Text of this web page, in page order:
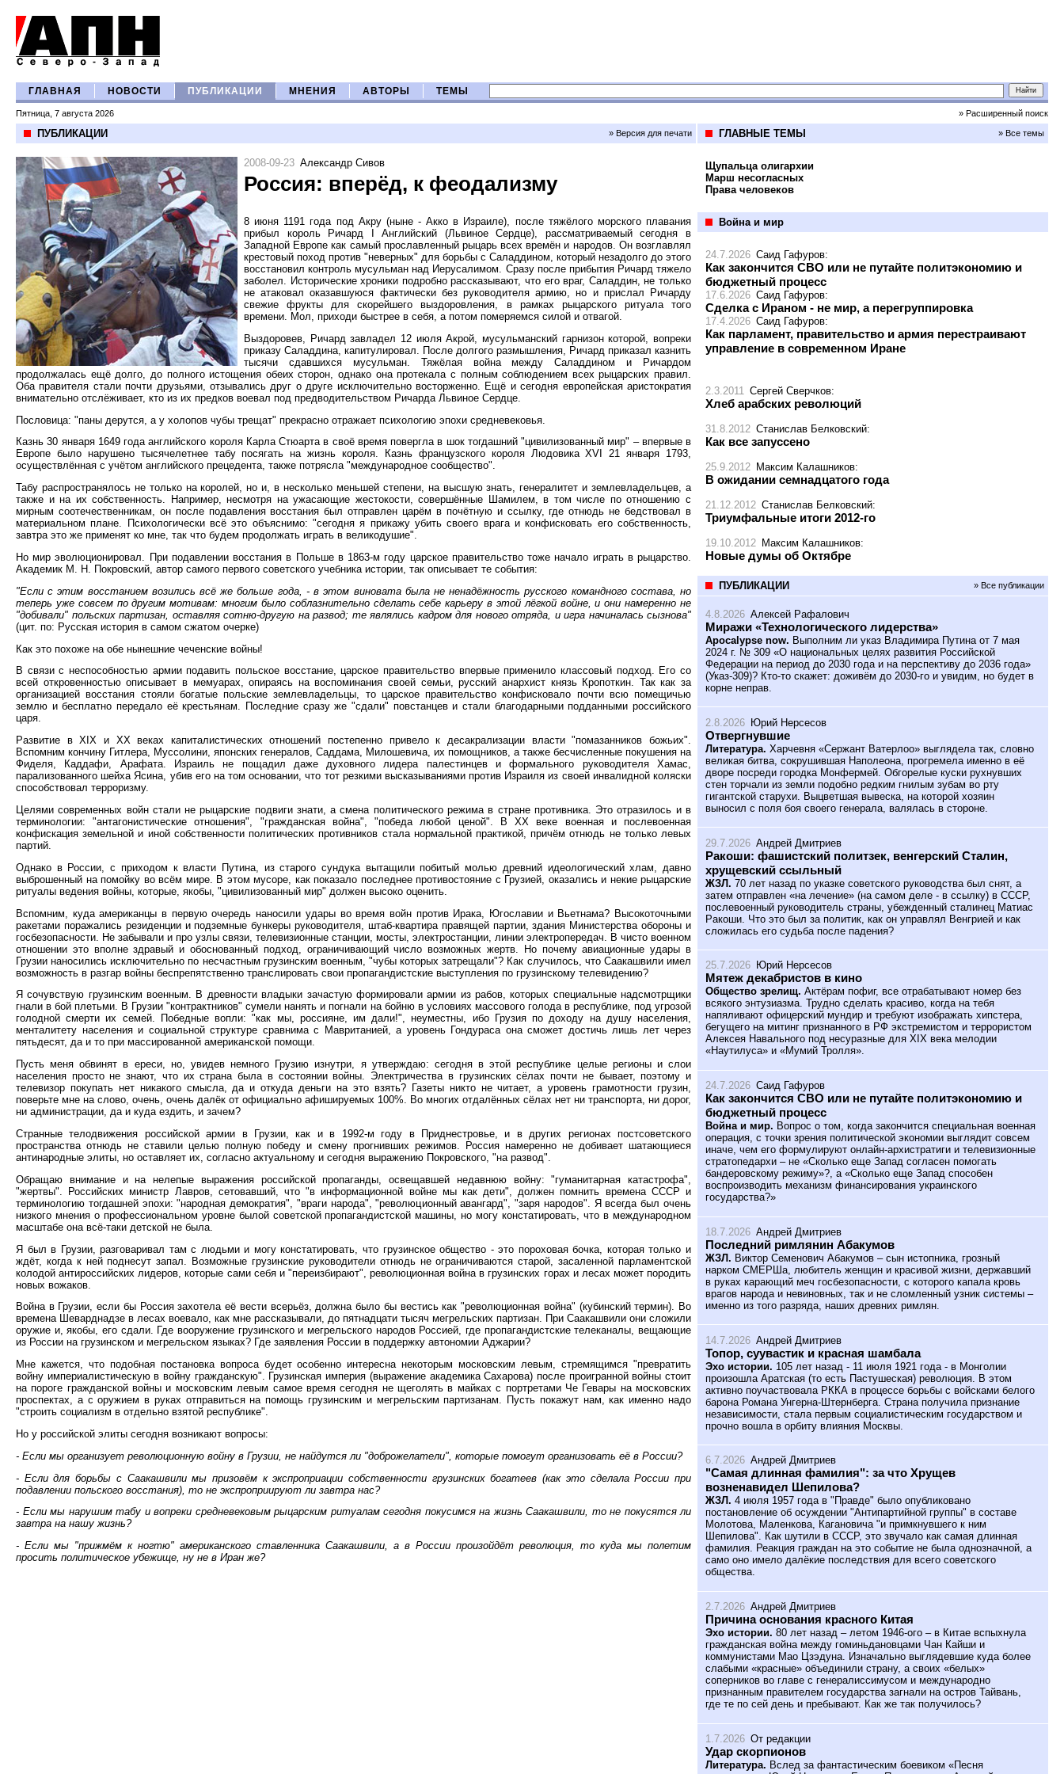
ГЛАВНАЯ НОВОСТИ ПУБЛИКАЦИИ МНЕНИЯ АВТОРЫ ТЕМЫ
Пятница, 7 августа 2026 » Расширенный поиск
ПУБЛИКАЦИИ » Версия для печати
2008-09-23 Александр Сивов
Россия: вперёд, к феодализму
8 июня 1191 года под Акру (ныне - Акко в Израиле), после тяжёлого морского плавания
прибыл король Ричард I Английский (Львиное Сердце), рассматриваемый сегодня в
Западной Европе как самый прославленный рыцарь всех времён и народов. Он возглавлял
крестовый поход против "неверных" для борьбы с Саладдином, который незадолго до этого
восстановил контроль мусульман над Иерусалимом. Сразу после прибытия Ричард тяжело
заболел. Исторические хроники подробно рассказывают, что его враг, Саладдин, не только
не атаковал оказавшуюся фактически без руководителя армию, но и прислал Ричарду
свежие фрукты для скорейшего выздоровления, в рамках рыцарского ритуала того
времени. Мол, приходи быстрее в себя, а потом померяемся силой и отвагой.
Выздоровев, Ричард завладел 12 июля Акрой, мусульманский гарнизон которой, вопреки
приказу Саладдина, капитулировал. После долгого размышления, Ричард приказал казнить
тысячи сдавшихся мусульман. Тяжёлая война между Саладдином и Ричардом
продолжалась ещё долго, до полного истощения обеих сторон, однако она протекала с полным соблюдением всех рыцарских правил.
Оба правителя стали почти друзьями, отзывались друг о друге исключительно восторженно. Ещё и сегодня европейская аристократия
внимательно отслёживает, кто из их предков воевал под предводительством Ричарда Львиное Сердце.
Пословица: "паны дерутся, а у холопов чубы трещат" прекрасно отражает психологию эпохи средневековья.
Казнь 30 января 1649 года английского короля Карла Стюарта в своё время повергла в шок тогдашний "цивилизованный мир" – впервые в
Европе было нарушено тысячелетнее табу посягать на жизнь короля. Казнь французского короля Людовика XVI 21 января 1793,
осуществлённая с учётом английского прецедента, также потрясла "международное сообщество".
Табу распространялось не только на королей, но и, в несколько меньшей степени, на высшую знать, генералитет и землевладельцев, а
также и на их собственность. Например, несмотря на ужасающие жестокости, совершённые Шамилем, в том числе по отношению с
мирным соотечественникам, он после подавления восстания был отправлен царём в почётную и ссылку, где отнюдь не бедствовал в
материальном плане. Психологически всё это объяснимо: "сегодня я прикажу убить своего врага и конфисковать его собственность,
завтра это же применят ко мне, так что будем продолжать играть в великодушие".
Но мир эволюционировал. При подавлении восстания в Польше в 1863-м году царское правительство тоже начало играть в рыцарство.
Академик М. Н. Покровский, автор самого первого советского учебника истории, так описывает те события:
"Если с этим восстанием возились всё же больше года, - в этом виновата была не ненадёжность русского командного состава, но
теперь уже совсем по другим мотивам: многим было соблазнительно сделать себе карьеру в этой лёгкой войне, и они намеренно не
"добивали" польских партизан, оставляя сотню-другую на развод; те являлись кадром для нового отряда, и игра начиналась сызнова"
(цит. по: Русская история в самом сжатом очерке)
Как это похоже на обе нынешние чеченские войны!
В связи с неспособностью армии подавить польское восстание, царское правительство впервые применило классовый подход. Его со
всей откровенностью описывает в мемуарах, опираясь на воспоминания своей семьи, русский анархист князь Кропоткин. Так как за
организацией восстания стояли богатые польские землевладельцы, то царское правительство конфисковало почти всю помещичью
землю и бесплатно передало её крестьянам. Последние сразу же "сдали" повстанцев и стали благодарными подданными российского
царя.
Развитие в XIX и XX веках капиталистических отношений постепенно привело к десакрализации власти "помазанников божьих".
Вспомним кончину Гитлера, Муссолини, японских генералов, Саддама, Милошевича, их помощников, а также бесчисленные покушения на
Фиделя, Каддафи, Арафата. Израиль не пощадил даже духовного лидера палестинцев и формального руководителя Хамас,
парализованного шейха Ясина, убив его на том основании, что тот резкими высказываниями против Израиля из своей инвалидной коляски
способствовал терроризму.
Целями современных войн стали не рыцарские подвиги знати, а смена политического режима в стране противника. Это отразилось и в
терминологии: "антагонистические отношения", "гражданская война", "победа любой ценой". В XX веке военная и послевоенная
конфискация земельной и иной собственности политических противников стала нормальной практикой, причём отнюдь не только левых
партий.
Однако в России, с приходом к власти Путина, из старого сундука вытащили побитый молью древний идеологический хлам, давно
выброшенный на помойку во всём мире. В этом мусоре, как показало последнее противостояние с Грузией, оказались и некие рыцарские
ритуалы ведения войны, которые, якобы, "цивилизованный мир" должен высоко оценить.
Вспомним, куда американцы в первую очередь наносили удары во время войн против Ирака, Югославии и Вьетнама? Высокоточными
ракетами поражались резиденции и подземные бункеры руководителя, штаб-квартира правящей партии, здания Министерства обороны и
госбезопасности. Не забывали и про узлы связи, телевизионные станции, мосты, электростанции, линии электропередач. В чисто военном
отношении это вполне здравый и обоснованный подход, ограничивающий число возможных жертв. Но почему авиационные удары в
Грузии наносились исключительно по несчастным грузинским военным, "чубы которых затрещали"? Как случилось, что Саакашвили имел
возможность в разгар войны беспрепятственно транслировать свои пропагандистские выступления по грузинскому телевидению?
Я сочувствую грузинским военным. В древности владыки зачастую формировали армии из рабов, которых специальные надсмотрщики
гнали в бой плетьми. В Грузии "контрактников" сумели нанять и погнали на бойню в условиях массового голода в республике, под угрозой
голодной смерти их семей. Победные вопли: "как мы, россияне, им дали!", неуместны, ибо Грузия по доходу на душу населения,
менталитету населения и социальной структуре сравнима с Мавританией, а уровень Гондураса она сможет достичь лишь лет через
пятьдесят, да и то при массированной американской помощи.
Пусть меня обвинят в ереси, но, увидев немного Грузию изнутри, я утверждаю: сегодня в этой республике целые регионы и слои
населения просто не знают, что их страна была в состоянии войны. Электричества в грузинских сёлах почти не бывает, поэтому и
телевизор покупать нет никакого смысла, да и откуда деньги на это взять? Газеты никто не читает, а уровень грамотности грузин,
поверьте мне на слово, очень, очень далёк от официально афишируемых 100%. Во многих отдалённых сёлах нет ни транспорта, ни дорог,
ни администрации, да и куда ездить, и зачем?
Странные телодвижения российской армии в Грузии, как и в 1992-м году в Приднестровье, и в других регионах постсоветского
пространства отнюдь не ставили целью полную победу и смену прогнивших режимов. Россия намеренно не добивает шатающиеся
антинародные элиты, но оставляет их, согласно актуальному и сегодня выражению Покровского, "на развод".
Обращаю внимание и на нелепые выражения российской пропаганды, освещавшей недавнюю войну: "гуманитарная катастрофа",
"жертвы". Российских министр Лавров, сетовавший, что "в информационной войне мы как дети", должен помнить времена СССР и
терминологию тогдашней эпохи: "народная демократия", "враги народа", "революционный авангард", "заря народов". Я всегда был очень
низкого мнения о профессиональном уровне былой советской пропагандистской машины, но могу констатировать, что в международном
масштабе она всё-таки детской не была.
Я был в Грузии, разговаривал там с людьми и могу констатировать, что грузинское общество - это пороховая бочка, которая только и
ждёт, когда к ней поднесут запал. Возможные грузинские руководители отнюдь не ограничиваются старой, засаленной парламентской
колодой антироссийских лидеров, которые сами себя и "переизбирают", революционная война в грузинских горах и лесах может породить
новых вожаков.
Война в Грузии, если бы Россия захотела её вести всерьёз, должна было бы вестись как "революционная война" (кубинский термин). Во
времена Шеварднадзе в лесах воевало, как мне рассказывали, до пятнадцати тысяч мегрельских партизан. При Саакашвили они сложили
оружие и, якобы, его сдали. Где вооружение грузинского и мегрельского народов Россией, где пропагандистские телеканалы, вещающие
из России на грузинском и мегрельском языках? Где заявления России в поддержку автономии Аджарии?
Мне кажется, что подобная постановка вопроса будет особенно интересна некоторым московским левым, стремящимся "превратить
войну империалистическую в войну гражданскую". Грузинская империя (выражение академика Сахарова) после проигранной войны стоит
на пороге гражданской войны и московским левым самое время сегодня не щеголять в майках с портретами Че Гевары на московских
проспектах, а с оружием в руках отправиться на помощь грузинским и мегрельским партизанам. Пусть покажут нам, как именно надо
"строить социализм в отдельно взятой республике".
Но у российской элиты сегодня возникают вопросы:
- Если мы организует революционную войну в Грузии, не найдутся ли "доброжелатели", которые помогут организовать её в России?
- Если для борьбы с Саакашвили мы призовём к экспроприации собственности грузинских богатеев (как это сделала России при
подавлении польского восстания), то не экспроприируют ли завтра нас?
- Если мы нарушим табу и вопреки средневековым рыцарским ритуалам сегодня покусимся на жизнь Саакашвили, то не покусятся ли
завтра на нашу жизнь?
- Если мы "прижмём к ногтю" американского ставленника Саакашвили, а в России произойдёт революция, то куда мы полетим
просить политическое убежище, ну не в Иран же?
ГЛАВНЫЕ ТЕМЫ » Все темы
Щупальца олигархии
Марш несогласных
Права человеков
Война и мир
24.7.2026 Саид Гафуров:
Как закончится СВО или не путайте политэкономию и
бюджетный процесс
17.6.2026 Саид Гафуров:
Сделка с Ираном - не мир, а перегруппировка
17.4.2026 Саид Гафуров:
Как парламент, правительство и армия перестраивают
управление в современном Иране
2.3.2011 Сергей Сверчков:
Хлеб арабских революций
31.8.2012 Станислав Белковский:
Как все запуссено
25.9.2012 Максим Калашников:
В ожидании семнадцатого года
21.12.2012 Станислав Белковский:
Триумфальные итоги 2012-го
19.10.2012 Максим Калашников:
Новые думы об Октябре
ПУБЛИКАЦИИ » Все публикации
4.8.2026 Алексей Рафалович
Миражи «Технологического лидерства»
Apocalypse now. Выполним ли указ Владимира Путина от 7 мая
2024 г. № 309 «О национальных целях развития Российской
Федерации на период до 2030 года и на перспективу до 2036 года»
(Указ-309)? Кто-то скажет: доживём до 2030-го и увидим, но будет в
корне неправ.
2.8.2026 Юрий Нерсесов
Отвергнувшие
Литература. Харчевня «Сержант Ватерлоо» выглядела так, словно
великая битва, сокрушившая Наполеона, прогремела именно в её
дворе посреди городка Монфермей. Обгорелые куски рухнувших
стен торчали из земли подобно редким гнилым зубам во рту
гигантской старухи. Выцветшая вывеска, на которой хозяин
выносил с поля боя своего генерала, валялась в стороне.
29.7.2026 Андрей Дмитриев
Ракоши: фашистский политзек, венгерский Сталин,
хрущевский ссыльный
ЖЗЛ. 70 лет назад по указке советского руководства был снят, а
затем отправлен «на лечение» (на самом деле - в ссылку) в СССР,
послевоенный руководитель страны, убежденный сталинец Матиас
Ракоши. Что это был за политик, как он управлял Венгрией и как
сложилась его судьба после падения?
25.7.2026 Юрий Нерсесов
Мятеж декабристов в кино
Общество зрелищ. Актёрам пофиг, все отрабатывают номер без
всякого энтузиазма. Трудно сделать красиво, когда на тебя
напяливают офицерский мундир и требуют изображать хипстера,
бегущего на митинг признанного в РФ экстремистом и террористом
Алексея Навального под несуразные для XIX века мелодии
«Наутилуса» и «Мумий Тролля».
24.7.2026 Саид Гафуров
Как закончится СВО или не путайте политэкономию и
бюджетный процесс
Война и мир. Вопрос о том, когда закончится специальная военная
операция, с точки зрения политической экономии выглядит совсем
иначе, чем его формулируют онлайн-архистратиги и телевизионные
стратопедархи – не «Сколько еще Запад согласен помогать
бандеровскому режиму»?, а «Сколько еще Запад способен
воспроизводить механизм финансирования украинского
государства?»
18.7.2026 Андрей Дмитриев
Последний римлянин Абакумов
ЖЗЛ. Виктор Семенович Абакумов – сын истопника, грозный
нарком СМЕРШа, любитель женщин и красивой жизни, державший
в руках карающий меч госбезопасности, с которого капала кровь
врагов народа и невиновных, так и не сломленный узник системы –
именно из того разряда, наших древних римлян.
14.7.2026 Андрей Дмитриев
Топор, суувастик и красная шамбала
Эхо истории. 105 лет назад - 11 июля 1921 года - в Монголии
произошла Аратская (то есть Пастушеская) революция. В этом
активно поучаствовала РККА в процессе борьбы с войсками белого
барона Романа Унгерна-Штернберга. Страна получила признание
независимости, стала первым социалистическим государством и
прочно вошла в орбиту влияния Москвы.
6.7.2026 Андрей Дмитриев
"Самая длинная фамилия": за что Хрущев
возненавидел Шепилова?
ЖЗЛ. 4 июля 1957 года в "Правде" было опубликовано
постановление об осуждении "Антипартийной группы" в составе
Молотова, Маленкова, Кагановича "и примкнувшего к ним
Шепилова". Как шутили в СССР, это звучало как самая длинная
фамилия. Реакция граждан на это событие не была однозначной, а
само оно имело далёкие последствия для всего советского
общества.
2.7.2026 Андрей Дмитриев
Причина основания красного Китая
Эхо истории. 80 лет назад – летом 1946-ого – в Китае вспыхнула
гражданская война между гоминьдановцами Чан Кайши и
коммунистами Мао Цзэдуна. Изначально выглядевшие куда более
слабыми «красные» объединили страну, а своих «белых»
соперников во главе с генералиссимусом и международно
признанным правителем государства загнали на остров Тайвань,
где те по сей день и пребывают. Как же так получилось?
1.7.2026 От редакции
Удар скорпионов
Литература. Вслед за фантастическим боевиком «Песня